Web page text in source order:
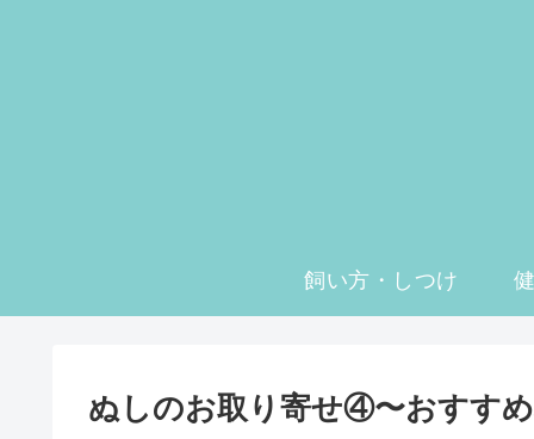
飼い方・しつけ
ぬしのお取り寄せ④〜おすす